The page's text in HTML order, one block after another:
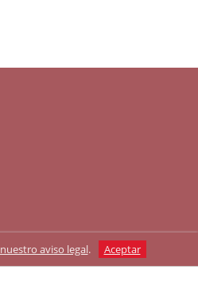
nuestro aviso legal. Aceptar